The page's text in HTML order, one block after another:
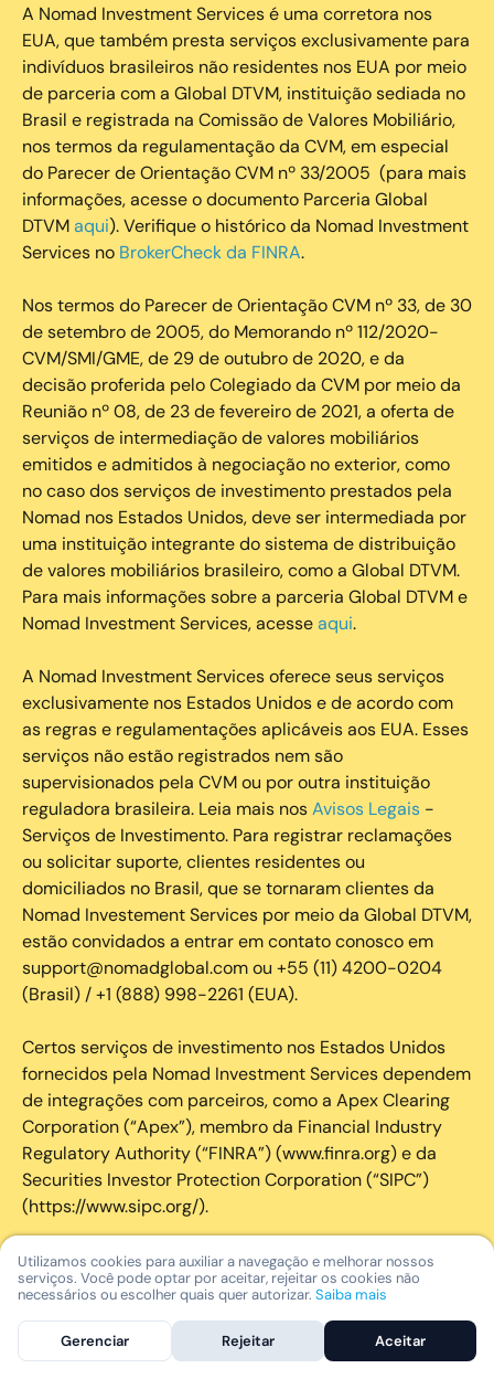
‍A Nomad Investment Services é uma corretora nos
EUA, que também presta serviços exclusivamente para
indivíduos brasileiros não residentes nos EUA por meio
de parceria com a Global DTVM, instituição sediada no
Brasil e registrada na Comissão de Valores Mobiliário,
nos termos da regulamentação da CVM, em especial
do Parecer de Orientação CVM nº 33/2005 (para mais
informações, acesse o documento Parceria Global
DTVMaqui). Verifique o histórico da Nomad Investment
Services no BrokerCheck da FINRA.
Nos termos do Parecer de Orientação CVM nº 33, de 30
de setembro de 2005, do Memorando nº 112/2020-
CVM/SMI/GME, de 29 de outubro de 2020, e da
decisão proferida pelo Colegiado da CVM por meio da
Reunião nº 08, de 23 de fevereiro de 2021, a oferta de
serviços de intermediação de valores mobiliários
emitidos e admitidos à negociação no exterior, como
no caso dos serviços de investimento prestados pela
Nomad nos Estados Unidos, deve ser intermediada por
uma instituição integrante do sistema de distribuição
de valores mobiliários brasileiro, como a Global DTVM.
Para mais informações sobre a parceria Global DTVM e
Nomad Investment Services, acesseaqui.
A Nomad Investment Services oferece seus serviços
exclusivamente nos Estados Unidos e de acordo com
as regras e regulamentações aplicáveis aos EUA. Esses
serviços não estão registrados nem são
supervisionados pela CVM ou por outra instituição
reguladora brasileira. Leia mais nosAvisos Legais -
Serviços de Investimento. Para registrar reclamações
ou solicitar suporte, clientes residentes ou
domiciliados no Brasil, que se tornaram clientes da
Nomad Investement Services por meio da Global DTVM,
estão convidados a entrar em contato conosco em
support@nomadglobal.com ou +55 (11) 4200-0204
(Brasil) / +1 (888) 998-2261 (EUA).
Certos serviços de investimento nos Estados Unidos
fornecidos pela Nomad Investment Services dependem
de integrações com parceiros, como a Apex Clearing
Corporation (“Apex”), membro da Financial Industry
Regulatory Authority (“FINRA”) (www.finra.org) e da
Securities Investor Protection Corporation (“SIPC”)
(https://www.sipc.org/).
A SIPC protege os valores mobiliários de clientes de
seus membros em até US$ 250.000,00 para
disponível mediante solicitação ou em www.sipc.org. O
SIPC não protege contra perdas de mercado e não
Utilizamos cookies para auxiliar a navegação e melhorar nossos
serviços. Você pode optar por aceitar, rejeitar os cookies não
necessários ou escolher quais quer autorizar. Saiba mais
Gerenciar Rejeitar Aceitar